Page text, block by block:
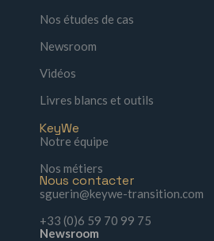
Nos études de cas
Newsroom
Vidéos
Livres blancs et outils
KeyWe
Notre équipe
Nos métiers
Nous contacter
sguerin@keywe-transition.com
+33 (0)6 59 70 99 75
Newsroom